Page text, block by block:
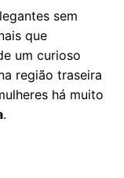
sem
que
um curioso
região traseira
há muito
.